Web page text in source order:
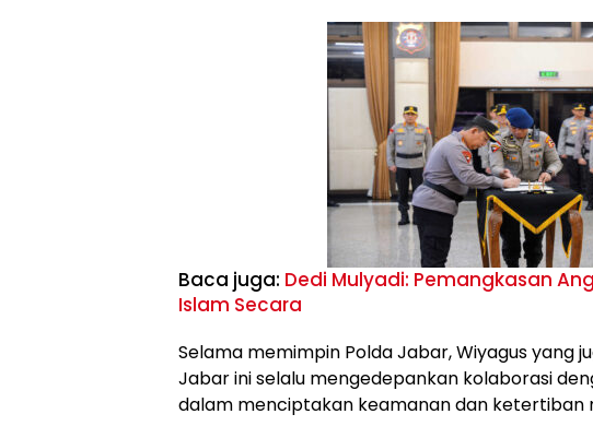
Baca juga: Dedi Mulyadi: Pemangkasan
Islam Secara
Selama memimpin Polda Jabar, Wiyagus yang
Jabar ini selalu mengedepankan kolaborasi
dalam menciptakan keamanan dan